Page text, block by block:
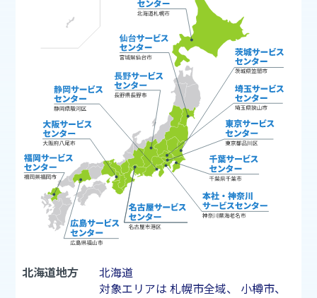
北海道地方
北海道
対象エリアは 札幌市全域、 小樽市、